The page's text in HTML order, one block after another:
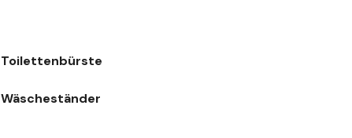
Toilettenbürste
Wäscheständer